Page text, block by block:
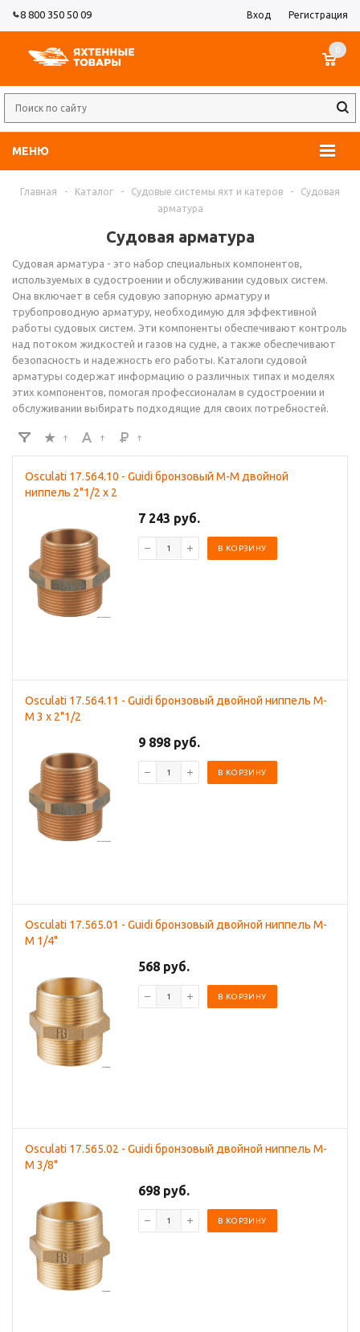
8 800 350 50 09 Вход Регистрация
МЕНЮ
0
Главная - Каталог - Судовые системы яхт и катеров -
Судовая
арматура
Судовая арматура
Судовая арматура - это набор специальных компонентов,
используемых в судостроении и обслуживании судовых систем.
Она включает в себя судовую запорную арматуру и
трубопроводную арматуру, необходимую для эффективной
работы судовых систем. Эти компоненты обеспечивают контроль
над потоком жидкостей и газов на судне, а также обеспечивают
безопасность и надежность его работы. Каталоги судовой
арматуры содержат информацию о различных типах и моделях
этих компонентов, помогая профессионалам в судостроении и
обслуживании выбирать подходящие для своих потребностей.
Osculati 17.564.10 - Guidi бронзовый M-M двойной
ниппель 2"1/2 x 2
7 243 руб.
В КОРЗИНУ
Osculati 17.564.11 - Guidi бронзовый двойной ниппель M-
M 3 x 2"1/2
9 898 руб.
В КОРЗИНУ
Osculati 17.565.01 - Guidi бронзовый двойной ниппель M-
M 1/4"
568 руб.
В КОРЗИНУ
Osculati 17.565.02 - Guidi бронзовый двойной ниппель M-
M 3/8"
698 руб.
В КОРЗИНУ